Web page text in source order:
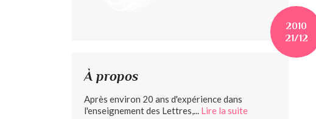
À propos
Après environ 20 ans d'expérience dans
l'enseignement des Lettres,... Lire la suite
2010
21/12